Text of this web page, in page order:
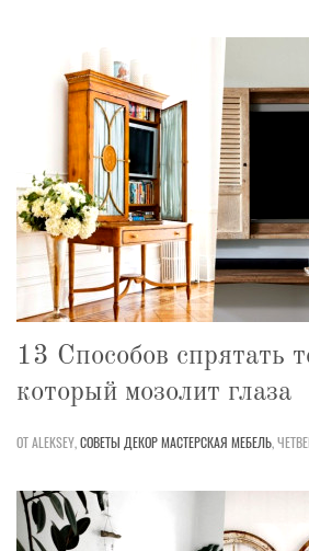
13 Способов спрятать
который мозолит глаза
ОТ ALEKSEY,СОВЕТЫ ДЕКОРМАСТЕРСКАЯ МЕБЕЛЬ,